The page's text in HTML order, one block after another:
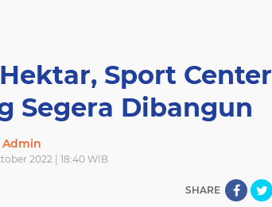
Sport Center
Segera Dibangun
Admin
2022 | 18:40 WIB
SHARE